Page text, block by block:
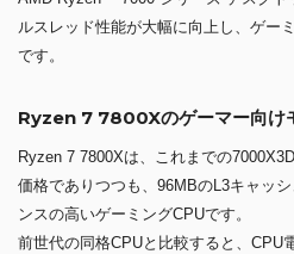
ルスレッド性能が大幅に向上し、ゲー
です。
Ryzen 7 7800Xのゲーマー向け
Ryzen 7 7800Xは、これまでの
価格でありつつも、96MBのL3キャッ
ンスの高いゲーミングCPUです。
前世代の同格CPUと比較すると、CPU